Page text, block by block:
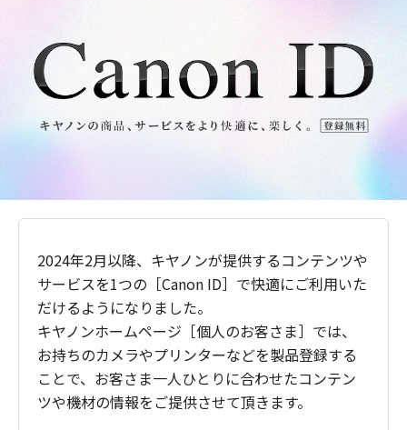
2024年2月以降、キヤノンが提供するコンテンツや
サービスを1つの［Canon ID］で快適にご利用いた
だけるようになりました。
キヤノンホームページ［個人のお客さま］では、
お持ちのカメラやプリンターなどを製品登録する
ことで、お客さま一人ひとりに合わせたコンテン
ツや機材の情報をご提供させて頂きます。